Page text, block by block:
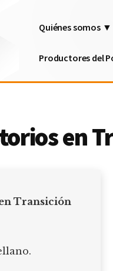
Quiénes somos ▼
Productores del
en
Transición